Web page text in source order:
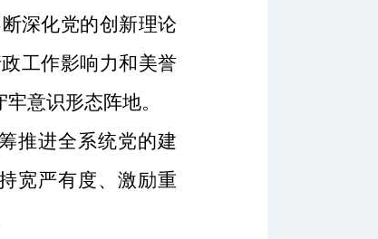
深化党的创新理论
工作影响力和美誉
意识形态阵地。
推进全系统党的建
宽严有度、激励重